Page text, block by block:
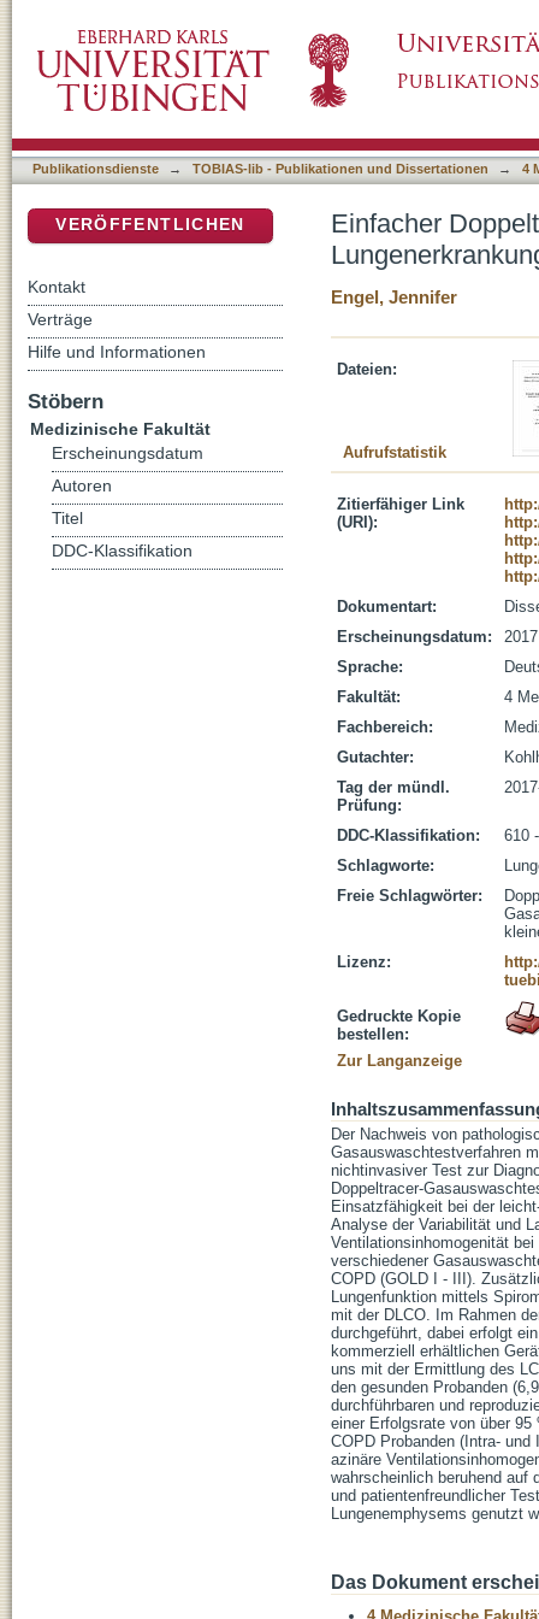
Publikationsdienste → TOBIAS-lib - Publikationen und Dissertationen → 4
Einfacher
Engel, Jennifer
Dateien:
Aufrufstatistik
Zitierfähiger Link
(URI):
Dokumentart:
Erscheinungsdatum:
2017
Sprache:
Fakultät:
4
Fachbereich:
Gutachter:
Tag der mündl.
Prüfung:
DDC-Klassifikation:
610
Schlagworte:
Freie Schlagwörter:
Lizenz:
Gedruckte Kopie
bestellen:
Zur Langanzeige
Der Nachweis von
Gasauswaschtestverfahren
nichtinvasiver Test zur
Doppeltracer-
Einsatzfähigkeit bei der
Analyse der Variabilität und
Ventilationsinhomogenität
verschiedener
COPD (GOLD I - III).
Lungenfunktion mittels
mit der DLCO. Im Rahmen
durchgeführt, dabei erfolgt
kommerziell erhältlichen
uns mit der Ermittlung des
den gesunden Probanden
durchführbaren und
einer Erfolgsrate von über
COPD Probanden (Intra-
azinäre
wahrscheinlich beruhend auf
und patientenfreundlicher
Lungenemphysems genutzt
Das Dokument
VERÖFFENTLICHEN
Kontakt
Verträge
Hilfe und Informationen
Stöbern
Medizinische Fakultät
Erscheinungsdatum
Autoren
Titel
DDC-Klassifikation